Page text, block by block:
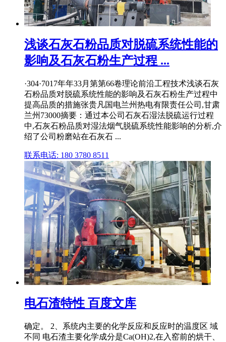
浅谈石灰石粉品质对脱硫系统性能的
影响及石灰石粉生产过程 ...
·304·7017年年33月第第66卷理论前沿工程技术浅谈石灰
石粉品质对脱硫系统性能的影响及石灰石粉生产过程中
提高品质的措施张贵凡国电兰州热电有限责任公司,甘肃
兰州73000摘要：通过本公司石灰石湿法脱硫运行过程
中,石灰石粉品质对湿法烟气脱硫系统性能影响的分析,介
绍了公司粉磨站在石灰石 ...
联系电话: 180 3780 8511
电石渣特性 百度文库
确定。 2、系统内主要的化学反应和反应时的温度区 域
不同 电石渣主要化学成分是Ca(OH)2,在入窑前的烘干、